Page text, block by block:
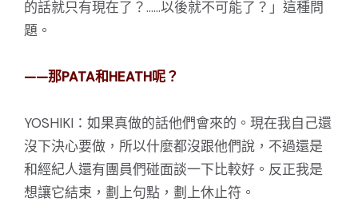
的話就只有現在了？……以後就不可能了？」這種問
題。
——那PATA和HEATH呢？
YOSHIKI：如果真做的話他們會來的。現在我自己還
沒下決心要做，所以什麼都沒跟他們說，不過還是
和經紀人還有團員們碰面談一下比較好。反正我是
想讓它結束，劃上句點，劃上休止符。